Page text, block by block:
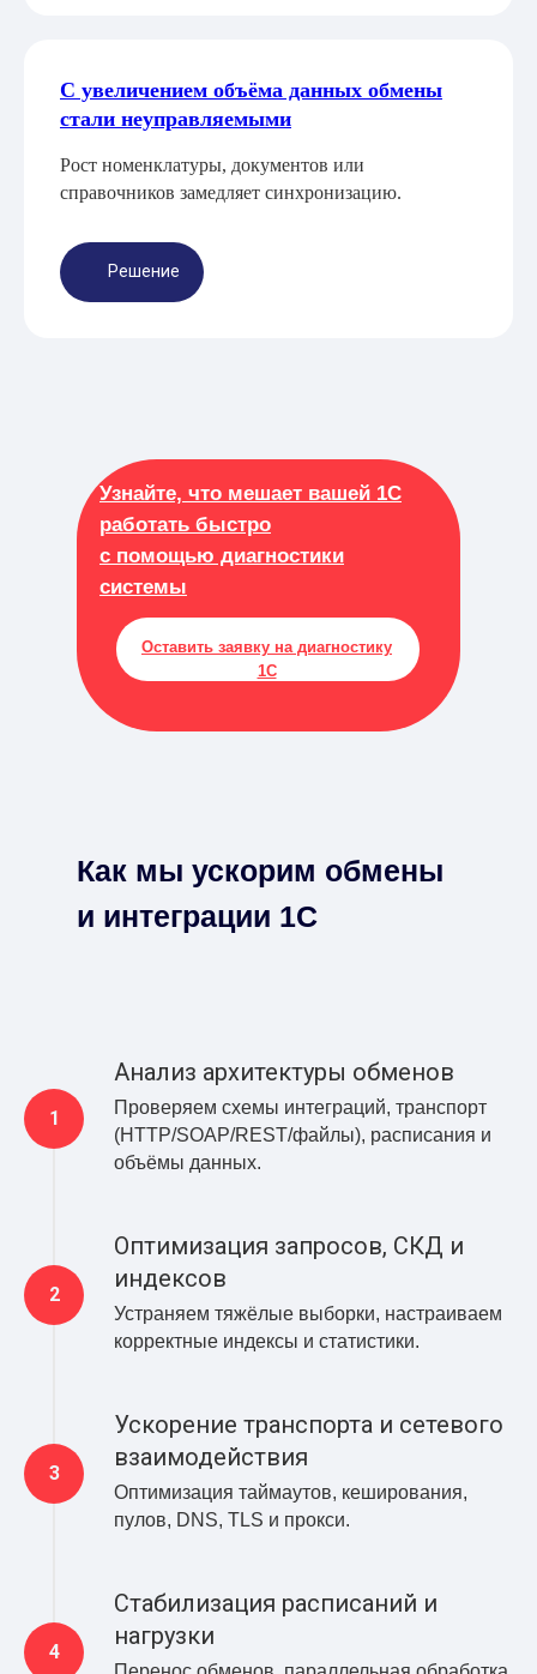
С увеличением объёма данных обмены
стали неуправляемыми
Рост номенклатуры, документов или
справочников замедляет синхронизацию.
Решение
Узнайте, что мешает вашей 1С
работать быстро
с помощью диагностики
системы
Оставить заявку на диагностику
1С
Как мы ускорим обмены
и интеграции 1С
Анализ архитектуры обменов
Проверяем схемы интеграций, транспорт
(HTTP/SOAP/REST/файлы), расписания и
объёмы данных.
Оптимизация запросов, СКД и
индексов
Устраняем тяжёлые выборки, настраиваем
корректные индексы и статистики.
Ускорение транспорта и сетевого
взаимодействия
Оптимизация таймаутов, кеширования,
пулов, DNS, TLS и прокси.
Стабилизация расписаний и
нагрузки